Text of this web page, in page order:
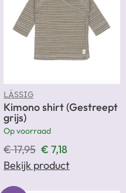
LÄSSIG
Kimono shirt (Gestreept
grijs)
Op voorraad
€17,95 € 7,18
Bekijk product